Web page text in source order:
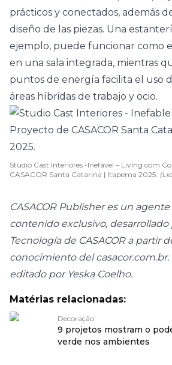
prácticos y conectados, además
diseño de las piezas. Una
ejemplo, puede funcionar como
en una sala integrada, mientras
puntos de energía facilita el uso
áreas híbridas de trabajo y ocio.
Studio Cast Interiores -Inefável – Living com
CASACOR Santa Catarina | Itapema 2025.
CASACOR Publisher es un
contenido exclusivo,
Tecnología de CASACOR a partir
conocimiento del
editado por Yeska Coelho.
Matérias relacionadas:
Decoração
9 projetos mostram o
verde nos ambientes